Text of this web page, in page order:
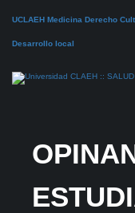
UCLAEH Medicina Derecho
Desarrollo local